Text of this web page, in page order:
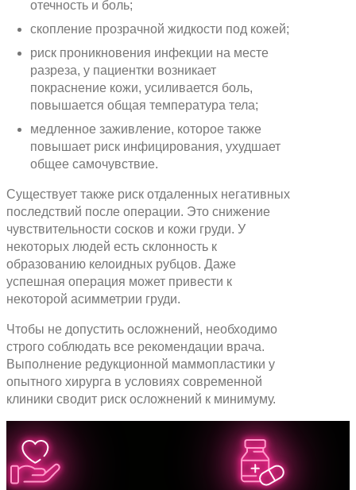
отечность и боль;
скопление прозрачной жидкости под кожей;
риск проникновения инфекции на месте
разреза, у пациентки возникает
покраснение кожи, усиливается боль,
повышается общая температура тела;
медленное заживление, которое также
повышает риск инфицирования, ухудшает
общее самочувствие.
Существует также риск отдаленных негативных
последствий после операции. Это снижение
чувствительности сосков и кожи груди. У
некоторых людей есть склонность к
образованию келоидных рубцов. Даже
успешная операция может привести к
некоторой асимметрии груди.
Чтобы не допустить осложнений, необходимо
строго соблюдать все рекомендации врача.
Выполнение редукционной маммопластики у
опытного хирурга в условиях современной
клиники сводит риск осложнений к минимуму.